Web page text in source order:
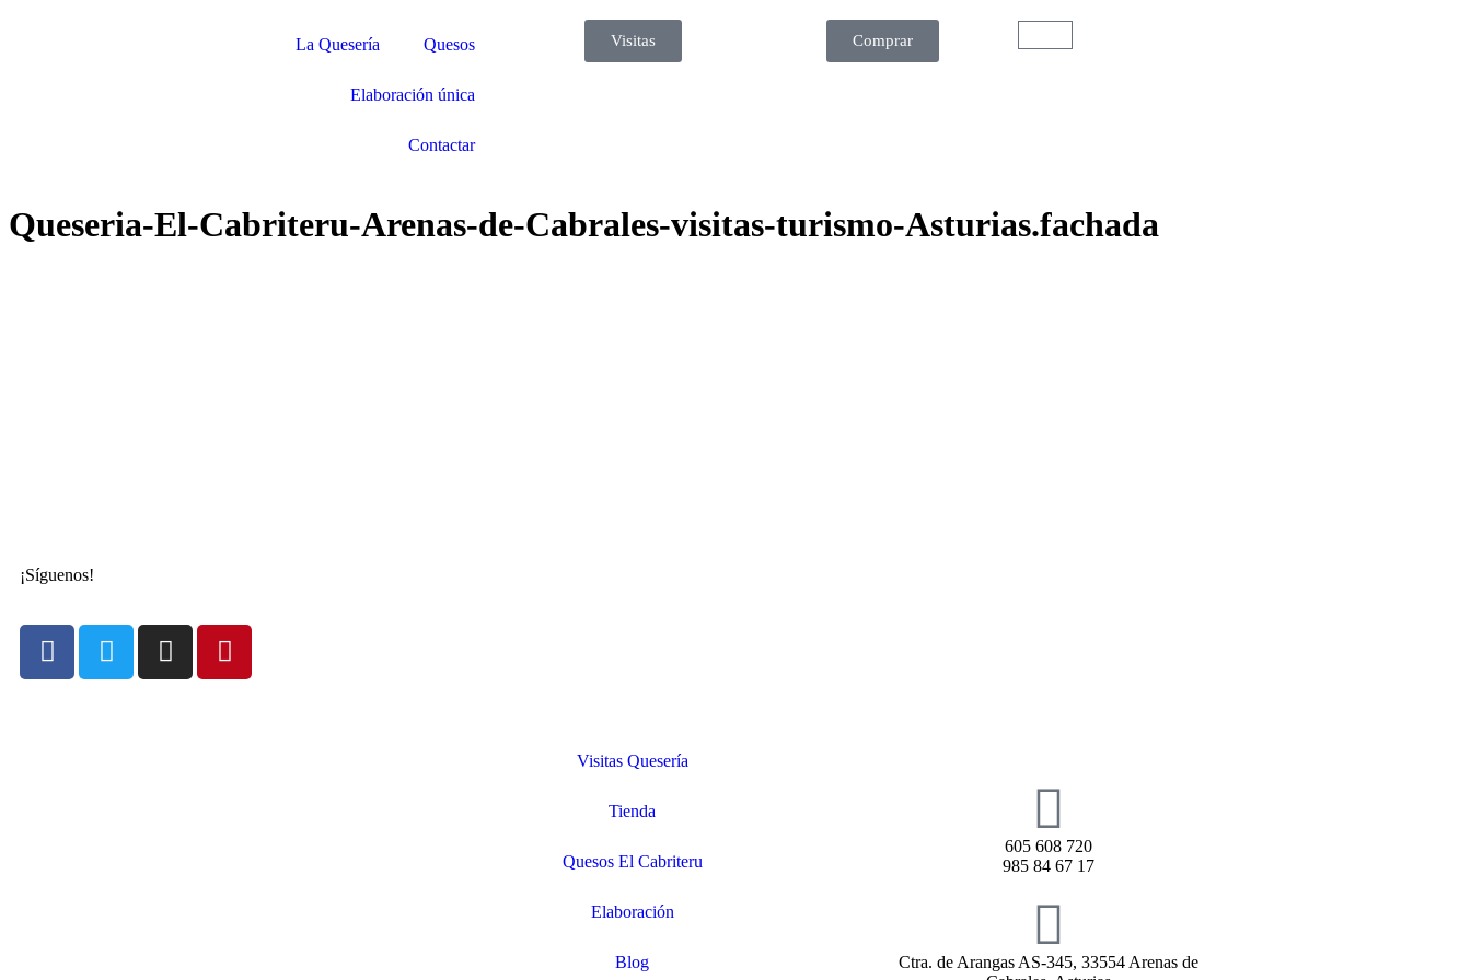
La Quesería Quesos
Elaboración única
Contactar
Visitas Comprar
Queseria-El-Cabriteru-Arenas-de-Cabrales-visitas-turismo-Asturias.fachada
¡Síguenos!
Visitas Quesería
Tienda
Quesos El Cabriteru
Elaboración
Blog
605 608 720
985 84 67 17
Ctra. de Arangas AS-345, 33554 Arenas de